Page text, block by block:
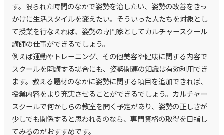
す。限られた時間のなかで姿勢を治したい、姿勢の改善をきっ
かけに生活スタイルを変えたい。そういった人たちを対象とし
て授業を行なえれば、姿勢の専門家としてカルチャースクール
講師の仕事ができるでしょう。
例えば運動やトレーニング、その他美容や健康に関する内容で
スクールを開講する場合にも、姿勢関連の知識は有効利用でき
ます。教える題材のなかに姿勢に関する項目を追加できれば、
授業内容をより充実させることができるでしょう。カルチャー
スクールで何かしらの教室を開く予定があり、姿勢の正しさが
少しでも関係すると思われるのなら、専門資格の取得を目指し
てみるのがおすすめです。